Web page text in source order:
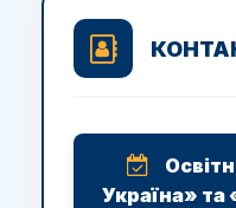
Україна»